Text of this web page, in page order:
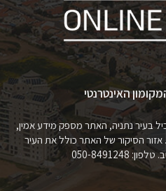
האינטרנטי
בעיר נתניה, האתר מספק מידע אמין,
אזור הסיקור של האתר כולל את העיר
8491248